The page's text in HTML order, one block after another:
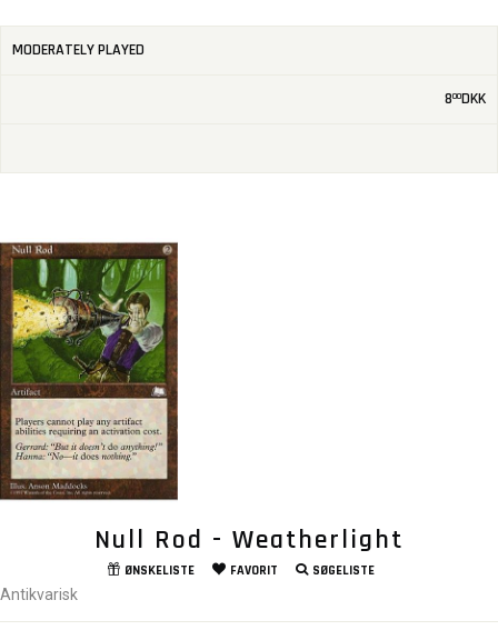
MODERATELY PLAYED
800DKK
Null Rod - Weatherlight
ØNSKELISTE FAVORIT SØGELISTE
Antikvarisk